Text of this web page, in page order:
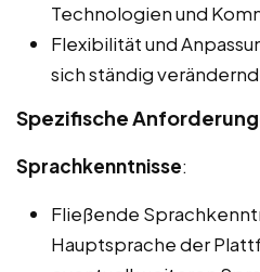
Technologien und
Flexibilität und
sich ständig
Spezifische
Sprachkenntnisse:
Fließende
Hauptsprache der